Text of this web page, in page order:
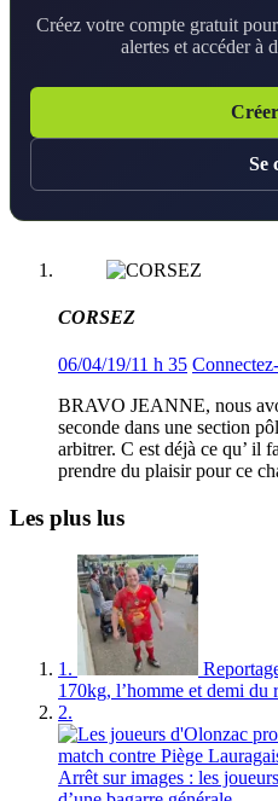
Créez votre compte gratuit
alertes et accéder à
Se
CORSEZ
06/04/19/11 h 35
BRAVO JEANNE, nous
seconde dans une section
arbitrer. C est déjà ce qu’ il
prendre du plaisir pour ce
Les plus lus
1.
170kg, l’homme et demi du
2.
Arrêt sur images : les